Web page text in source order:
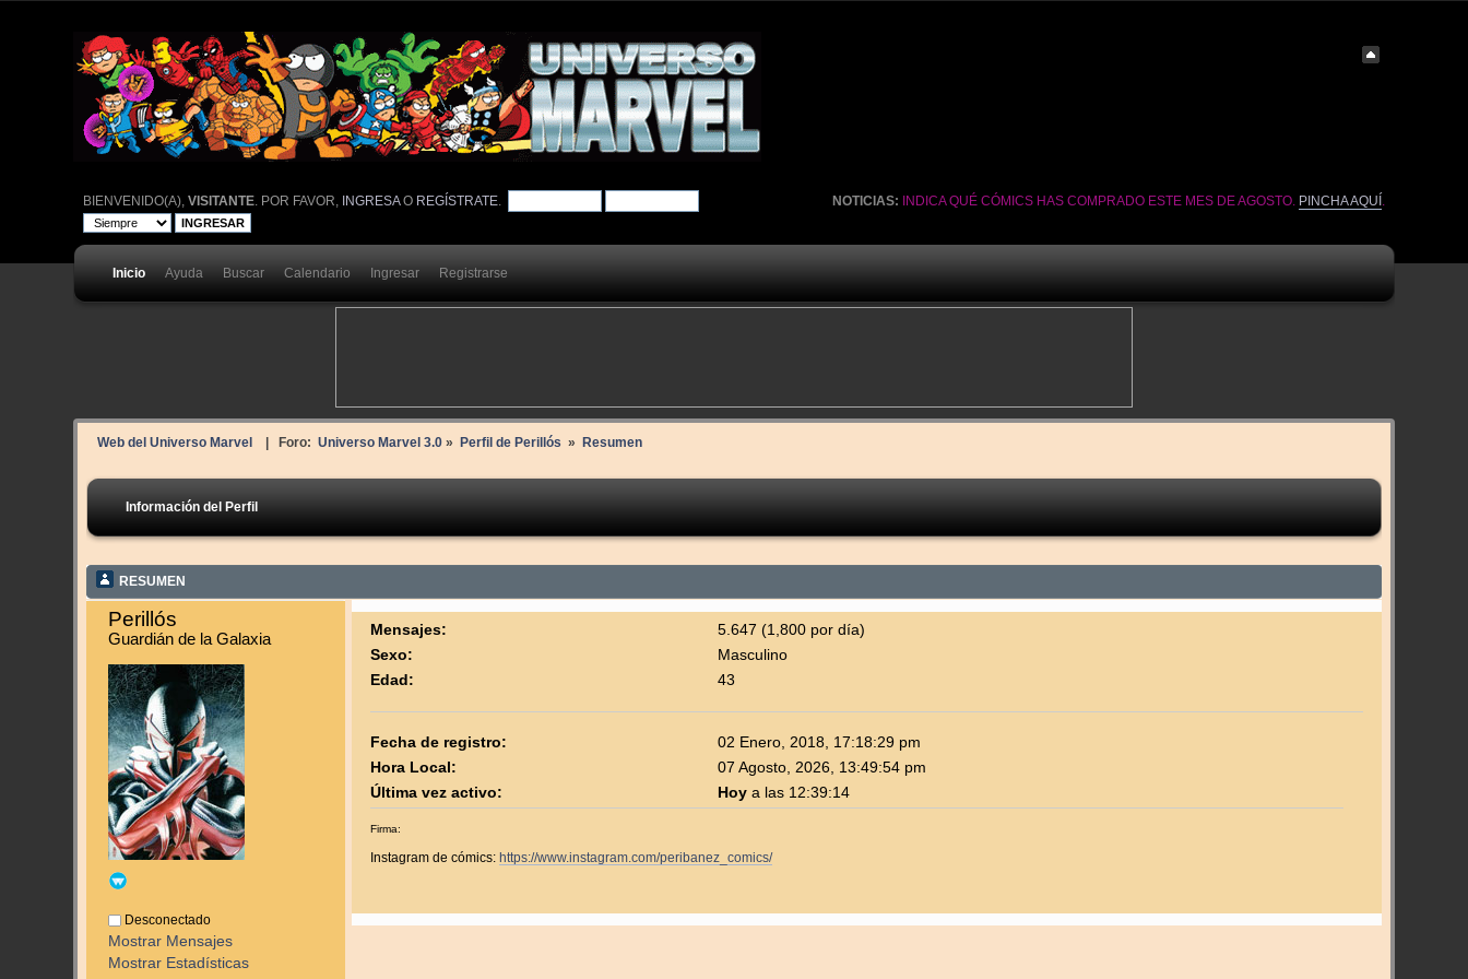
NOTICIAS: INDICA QUÉ CÓMICS HAS COMPRADO ESTE MES DE AGOSTO. PINCHA AQUÍ
BIENVENIDO(A), VISITANTE. POR FAVOR, INGRESAO REGÍSTRATE.
Inicio Ayuda Buscar Calendario Ingresar Registrarse
Web del Universo Marvel | Foro: Universo Marvel 3.0» Perfil de Perillós » Resumen
Información del Perfil
RESUMEN
Perillós
Guardián de la Galaxia
Desconectado
Mostrar Mensajes
Mostrar Estadísticas
Mensajes:
5.647 (1,800 por día)
Sexo:
Masculino
Edad:
43
Fecha de registro:
02 Enero, 2018, 17:18:29 pm
Hora Local:
07 Agosto, 2026, 13:49:54 pm
Última vez activo:
Hoy a las 12:39:14
Firma:
Instagram de cómics: https://www.instagram.com/peribanez_comics/